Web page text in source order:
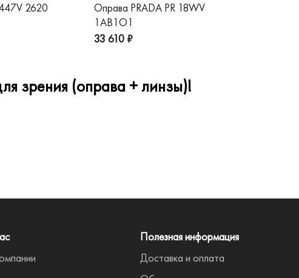
2620
Оправа PRADA PR 18WV
1AB1O1
33 610 ₽
зрения (оправа + линзы)!
Полезная информация
Доставка и оплата